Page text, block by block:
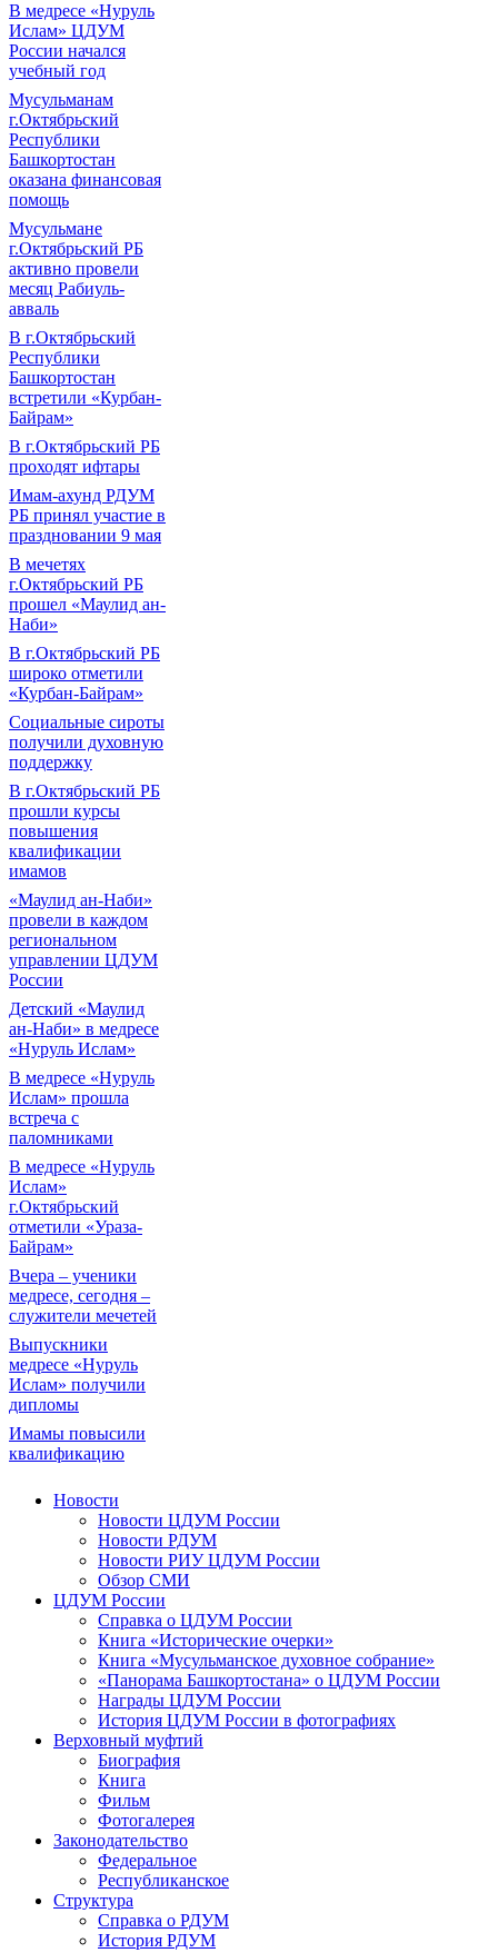
В медресе «Нуруль
Ислам» ЦДУМ
России начался
учебный год
Мусульманам
г.Октябрьский
Республики
Башкортостан
оказана финансовая
помощь
Мусульмане
г.Октябрьский РБ
активно провели
месяц Рабиуль-
авваль
В г.Октябрьский
Республики
Башкортостан
встретили «Курбан-
Байрам»
В г.Октябрьский РБ
проходят ифтары
Имам-ахунд РДУМ
РБ принял участие в
праздновании 9 мая
В мечетях
г.Октябрьский РБ
прошел «Маулид ан-
Наби»
В г.Октябрьский РБ
широко отметили
«Курбан-Байрам»
Социальные сироты
получили духовную
поддержку
В г.Октябрьский РБ
прошли курсы
повышения
квалификации
имамов
«Маулид ан-Наби»
провели в каждом
региональном
управлении ЦДУМ
России
Детский «Маулид
ан-Наби» в медресе
«Нуруль Ислам»
В медресе «Нуруль
Ислам» прошла
встреча с
паломниками
В медресе «Нуруль
Ислам»
г.Октябрьский
отметили «Ураза-
Байрам»
Вчера – ученики
медресе, сегодня –
служители мечетей
Выпускники
медресе «Нуруль
Ислам» получили
дипломы
Имамы повысили
квалификацию
Новости
Новости ЦДУМ России
Новости РДУМ
Новости РИУ ЦДУМ России
Обзор СМИ
ЦДУМ России
Справка о ЦДУМ России
Книга «Исторические очерки»
Книга «Мусульманское духовное собрание»
«Панорама Башкортостана» о ЦДУМ России
Награды ЦДУМ России
История ЦДУМ России в фотографиях
Верховный муфтий
Биография
Книга
Фильм
Фотогалерея
Законодательство
Федеральное
Республиканское
Структура
Справка о РДУМ
История РДУМ